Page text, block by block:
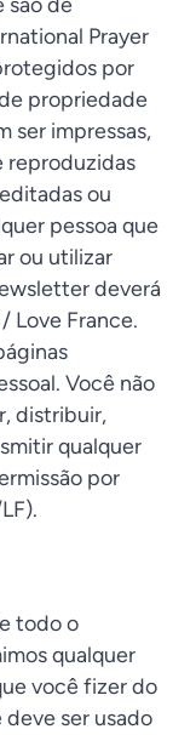
Prayer
por
propriedade
ser impressas,
reproduzidas
ou
pessoa que
ou utilizar
deverá
Love France.
Você não
distribuir,
qualquer
por
todo o
qualquer
você fizer do
ser usado